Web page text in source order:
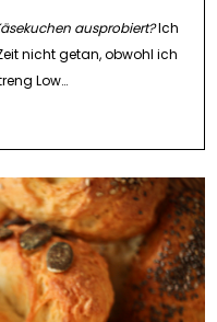
ausprobiert?Ich
nicht getan, obwohl ich
Low…